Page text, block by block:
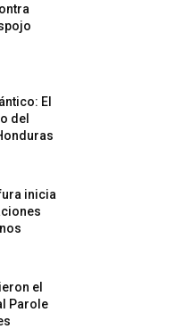
El
del
inicia
el
Parole